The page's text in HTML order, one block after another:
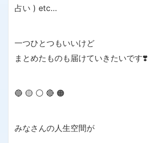
占い ) etc…
一つひとつもいいけど
まとめたものも届けていきたいです❣️
🔵 🟡 ⚪️ 🔴 🟠
みなさんの人生空間が